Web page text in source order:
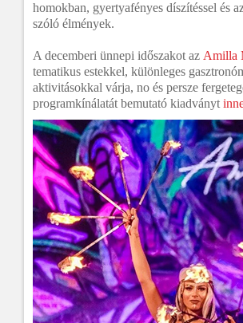
homokban, gyertyafényes díszítéssel és
szóló élmények.
A decemberi ünnepi időszakot az Amilla
tematikus estekkel, különleges
aktivitásokkal várja, no és persze
programkínálatát bemutató kiadványt